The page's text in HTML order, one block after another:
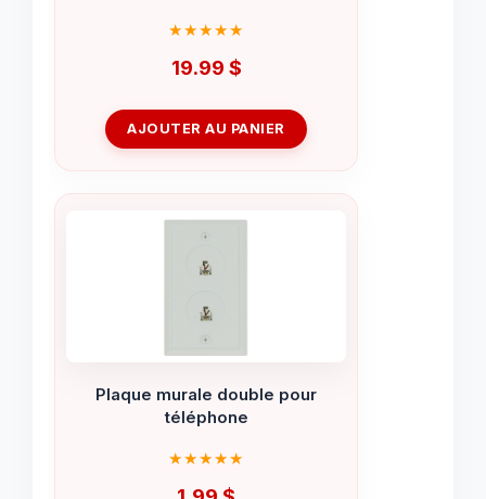
19.99 $
AJOUTER AU PANIER
Plaque murale double pour
téléphone